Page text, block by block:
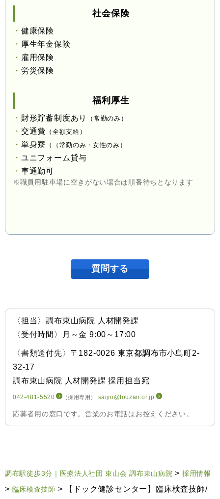
社会保険
健康保険
厚生年金保険
雇用保険
労災保険
福利厚生
財形貯蓄制度あり （常勤のみ）
交通費 （全額支給）
単身寮 （（常勤のみ・女性のみ）
ユニフォーム貸与
車通勤可
※職員用駐車場に空きがない場合は順番待ちとなります
質問する
〈担当〉調布東山病院 人材開発課
〈受付時間〉月～金 9:00～17:00
〈書類送付先〉〒182-0026 東京都調布市小島町2-
32-17
調布東山病院 人材開発課 採用担当宛
042-481-5520 （採用専用） saiyo@touzan.or.jp
応募者用の窓口です。営業のお電話はお控えください。
調布駅徒歩3分｜医療法人社団 東山会 調布東山病院 > 採用情報
> 臨床検査技師 > 【ドック健診センター】臨床検査技師/